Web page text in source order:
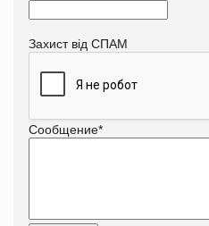
Захист від СПАМ
Сообщение*